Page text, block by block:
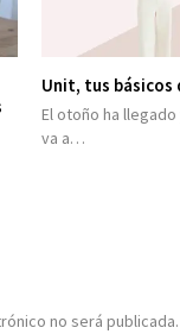
Unit, tus básicos
El otoño ha
va a…
no será publicada.